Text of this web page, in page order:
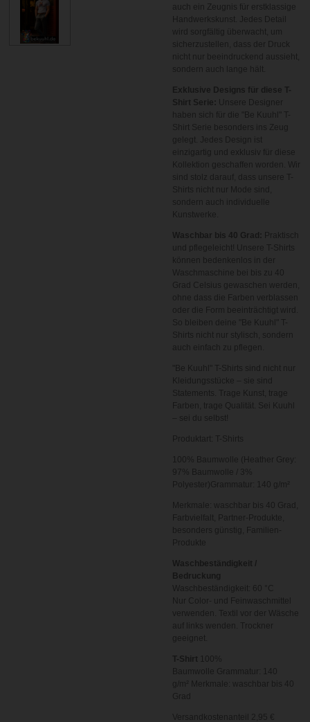
auch ein Zeugnis für erstklassige
Handwerkskunst. Jedes Detail
wird sorgfältig überwacht, um
sicherzustellen, dass der Druck
nicht nur beeindruckend aussieht,
sondern auch lange hält.
Exklusive Designs für diese T-
Shirt Serie:
Unsere Designer
haben sich für die "Be Kuuhl" T-
Shirt Serie besonders ins Zeug
gelegt. Jedes Design ist
einzigartig und exklusiv für diese
Kollektion geschaffen worden. Wir
sind stolz darauf, dass unsere T-
Shirts nicht nur Mode sind,
sondern auch individuelle
Kunstwerke.
Waschbar bis 40 Grad:
und pflegeleicht! Unsere T-Shirts
können bedenkenlos in der
Waschmaschine bei bis zu 40
Grad Celsius gewaschen werden,
ohne dass die Farben verblassen
oder die Form beeinträchtigt wird.
So bleiben deine "Be Kuuhl" T-
Shirts nicht nur stylisch, sondern
auch einfach zu pflegen.
"Be Kuuhl" T-Shirts sind nicht nur
Kleidungsstücke – sie sind
Statements. Trage Kunst, trage
Farben, trage Qualität. Sei Kuuhl
– sei du selbst!
Produktart: T-Shirts
100% Baumwolle (Heather Grey:
97% Baumwolle / 3%
Polyester)Grammatur: 140 g/m²
Merkmale: waschbar bis 40 Grad,
Farbvielfalt, Partner-Produkte,
besonders günstig, Familien-
Produkte
Waschbeständigkeit /
Bedruckung
Waschbeständigkeit: 60 °C
Nur Color- und Feinwaschmittel
verwenden. Textil vor der Wäsche
auf links wenden. Trockner
geeignet.
T-Shirt
Baumwolle
Merkmale: waschbar bis 40
Versandkostenanteil 2,95 €